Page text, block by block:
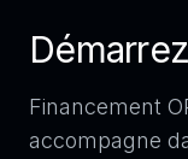
Financement
accompagne